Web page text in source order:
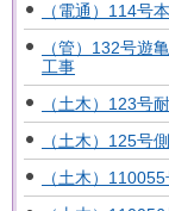
（電通）114号
（管）132号遊
工事
（土木）123号
（土木）125号
（土木）